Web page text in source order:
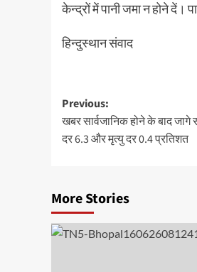
केन्द्रों में पानी जमा न होने दें।
हिन्दुस्थान संवाद
Post
navigation
Previous:
खबर सार्वजानिक होने के बाद जागे
दर 6.3 और मृत्यु दर 0.4 प्रतिशत
More Stories